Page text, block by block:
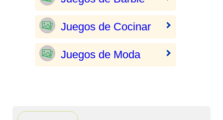
Juegos de Cocinar
Juegos de Moda